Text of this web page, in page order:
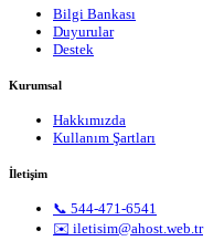
Bilgi Bankası
Duyurular
Destek
Kurumsal
Hakkımızda
Kullanım Şartları
İletişim
📞 544-471-6541
✉️ iletisim@ahost.web.tr